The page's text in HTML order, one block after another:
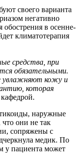
своего варианта
негативно
обострения в осенне-
климатотерапия
средства, при
обязательными.
увлажняют кожу и
которая
наружные
они не так
сопряжены с
медик. По
у пациента может